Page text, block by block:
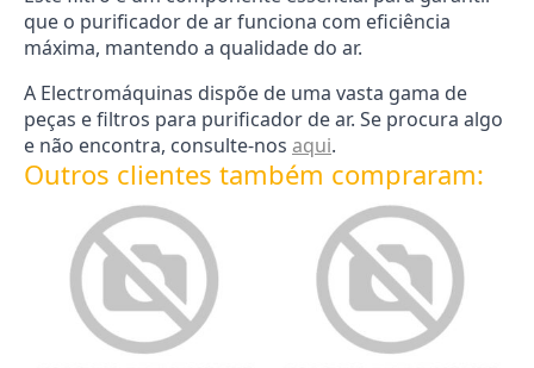
que o purificador de ar funciona com eficiência
máxima, mantendo a qualidade do ar.
A Electromáquinas dispõe de uma vasta gama de
peças e filtros para purificador de ar. Se procura algo
e não encontra, consulte-nos aqui.
Outros clientes também compraram: